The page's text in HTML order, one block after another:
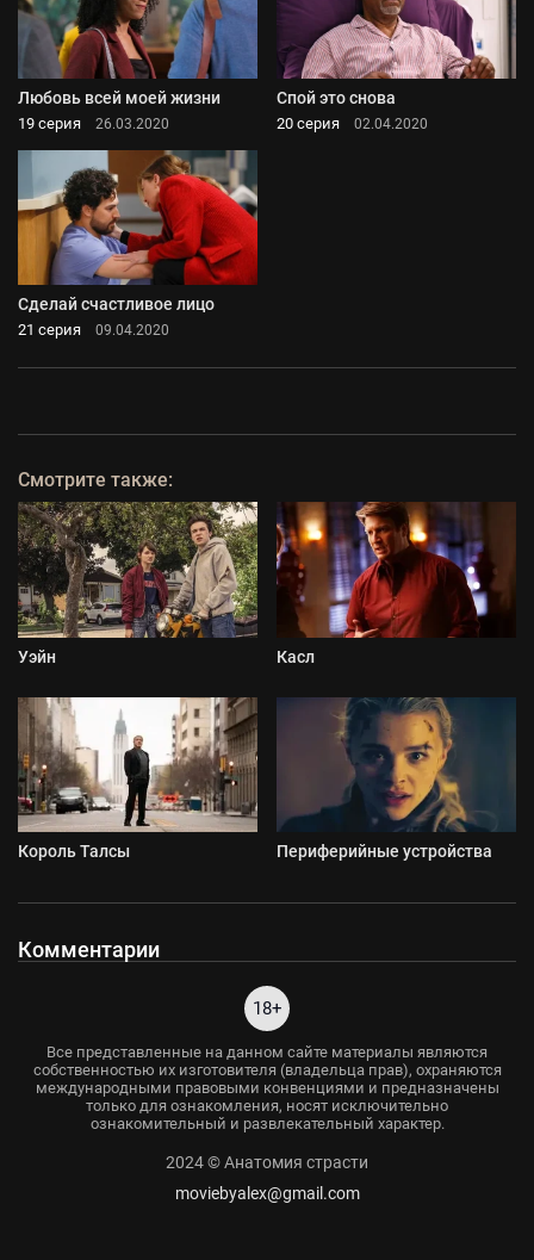
Любовь всей моей жизни
19 серия 26.03.2020
Спой это снова
20 серия 02.04.2020
Сделай счастливое лицо
21 серия 09.04.2020
Смотрите также:
Уэйн Касл
Король Талсы Периферийные устройства
Комментарии
18+
Все представленные на данном сайте материалы являются
собственностью их изготовителя (владельца прав), охраняются
международными правовыми конвенциями и предназначены
только для ознакомления, носят исключительно
ознакомительный и развлекательный характер.
2024 © Анатомия страсти
moviebyalex@gmail.com